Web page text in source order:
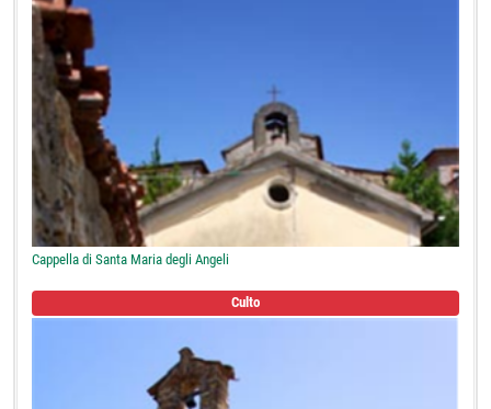
Cappella di Santa Maria degli Angeli
Culto